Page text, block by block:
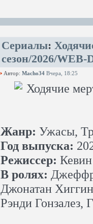
Сериалы:
сезон/2026/WEB-
Автор: Macho34 Вчера, 18:25
Жанр: Ужасы,
Год выпуска:
Режиссер:
В ролях:
Джонатан
Рэнди Гонзалез,